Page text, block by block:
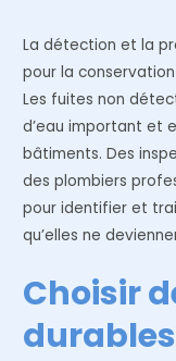
La détection et la
pour la
Les fuites non
d’eau important et
bâtiments. Des
des plombiers
pour identifier et
qu’elles ne
Choisir
durables